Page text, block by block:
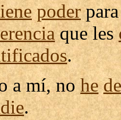
poder
que les
.
a mí, nohe
.